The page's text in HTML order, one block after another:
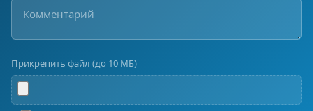
Прикрепить файл (до 10 МБ)